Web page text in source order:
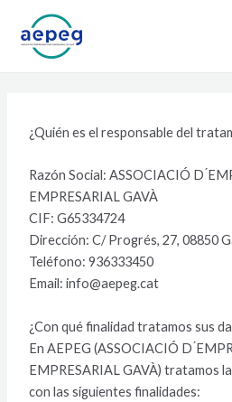
contenido
¿Quién es el responsable del
Razón Social: ASSOCIACIÓ D
EMPRESARIAL GAVÀ
CIF: G65334724
Dirección: C/ Progrés, 27, 08850
Teléfono: 936333450
Email: info@aepeg.cat
¿Con qué finalidad tratamos sus
En AEPEG (ASSOCIACIÓ D
EMPRESARIAL GAVÀ) tratamos
con las siguientes finalidades: